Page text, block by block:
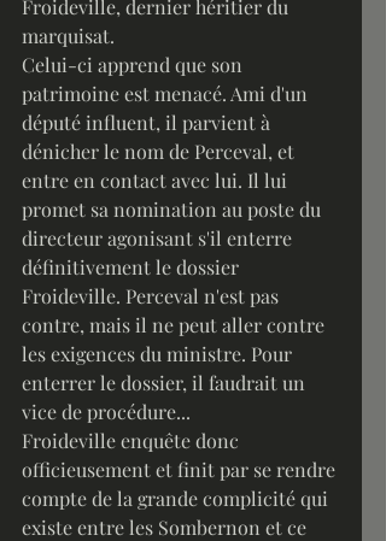
Froideville, dernier héritier du
marquisat.
Celui-ci apprend que son
patrimoine est menacé. Ami d'un
député influent, il parvient à
dénicher le nom de Perceval, et
entre en contact avec lui. Il lui
promet sa nomination au poste du
directeur agonisant s'il enterre
définitivement le dossier
Froideville. Perceval n'est pas
contre, mais il ne peut aller contre
les exigences du ministre. Pour
enterrer le dossier, il faudrait un
vice de procédure...
Froideville enquête donc
officieusement et finit par se rendre
compte de la grande complicité qui
existe entre les Sombernon et ce